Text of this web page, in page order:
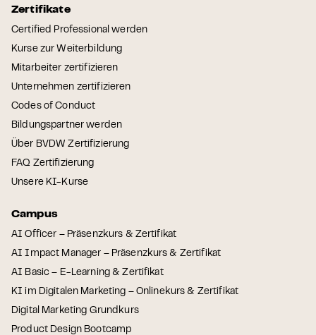
Zertifikate
Certified Professional werden
Kurse zur Weiterbildung
Mitarbeiter zertifizieren
Unternehmen zertifizieren
Codes of Conduct
Bildungspartner werden
Über BVDW Zertifizierung
FAQ Zertifizierung
Unsere KI-Kurse
Campus
AI Officer – Präsenzkurs & Zertifikat
AI Impact Manager – Präsenzkurs & Zertifikat
AI Basic – E-Learning & Zertifikat
KI im Digitalen Marketing – Onlinekurs & Zertifikat
Digital Marketing Grundkurs
Product Design Bootcamp